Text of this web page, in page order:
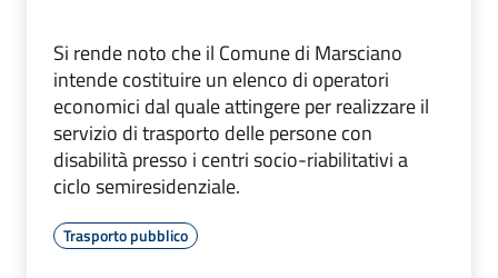
Si rende noto che il Comune di Marsciano
intende costituire un elenco di operatori
economici dal quale attingere per realizzare il
servizio di trasporto delle persone con
disabilità presso i centri socio-riabilitativi a
ciclo semiresidenziale.
Trasporto pubblico